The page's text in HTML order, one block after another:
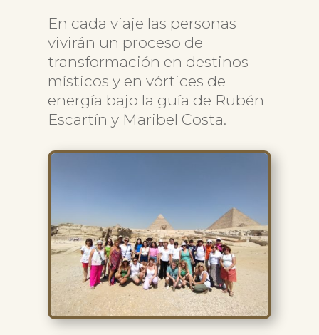
En cada viaje las personas
vivirán un proceso de
transformación en destinos
místicos y en vórtices de
energía bajo la guía de Rubén
Escartín y Maribel Costa.